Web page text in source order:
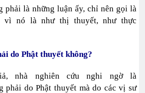
phải là những luận ấy, chỉ nên gọi là
vì nó là như thị thuyết, như thực
do Phật thuyết không?
nhà nghiên cứu nghi ngờ là
phải do Phật thuyết mà do các vị sư